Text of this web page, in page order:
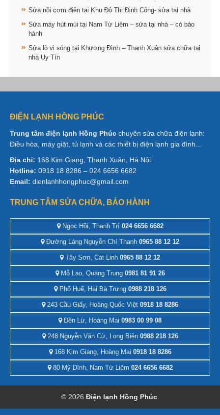
Sửa nồi cơm điện tại Khu Đô Thị Định Công- sửa tại nhà
Sửa máy hút mùi tại Nam Từ Liêm – sửa tại nhà – có bảo
hành
Sửa lò vi sóng tại Khương Đình – Thanh Xuân sửa chữa tại
nhà Uy Tín
ĐIỆN LẠNH HỒNG PHÚC
Trung tâm điện lạnh Hồng Phúc chuyên sửa chữa điện lạnh:
Điều hòa, máy giặt, tủ lạnh và các thiết bị điện lạnh gia đình…
Địa chỉ: 168 Kim Giang, Thanh Xuân, Hà Nội
Hotline: 0918 18 8286 – 024 6656 6682
Email: dienlanhhongphuc@gmail.com
TRUNG TÂM SỬA CHỮA, BẢO HÀNH
Ngọc Hồi, Thanh Trì 024 6656 6682
Đường Láng Nguyễn Chí Thanh 0965 88 12 12
Tây Sơn, Cát Linh 0965 88 12 12
Mỗ Lao, Quang Trung0981 81 91 26
Phố Huế, Hai Bà Trưng0988 218 126
243 Cầu Giấy, Hoàng Quốc Việt 0918 18 8286
Đền Lừ, Hoàng Mai 0983 00 99 08
248 Nguyễn Văn Cừ, Long Biên0988 218 126
168 Kim Giang, Hoàng Mai 0918 18 8286
80 Mỹ Đình, Nam Từ Liêm 024 6656 6682
© 2026 Điện lạnh Hồng Phúc.